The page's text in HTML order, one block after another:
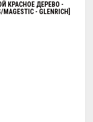
КРАСНОЕ ДЕРЕВО -
- GLENRICH]